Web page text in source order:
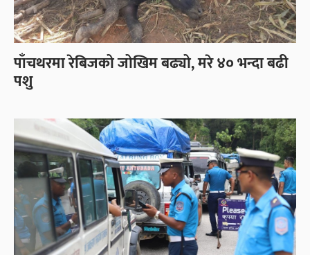
पाँचथरमा रेबिजको जोखिम बढ्यो, मरे ४० भन्दा बढी
पशु